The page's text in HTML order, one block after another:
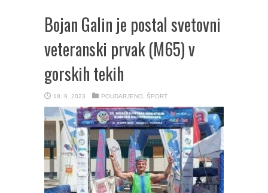
Bojan Galin je postal svetovni
veteranski prvak (M65) v
gorskih tekih
18. 9. 2023 POUDARJENO ŠPORT